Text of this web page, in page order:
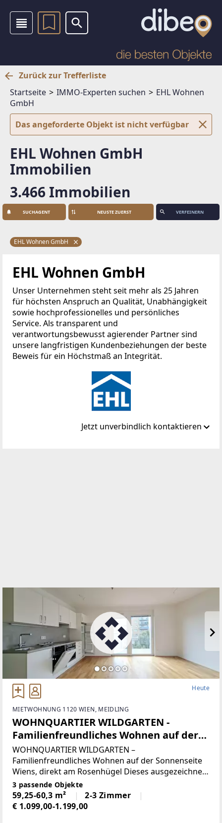
Zurück zur Trefferliste
Startseite
IMMO-Experten suchen
EHL Wohnen
GmbH
Das angeforderte Objekt ist nicht verfügbar
EHL Wohnen GmbH
Immobilien
3.466 Immobilien
SUCHAGENT VERFEINERN
EHL Wohnen GmbH
EHL Wohnen GmbH
Unser Unternehmen steht seit mehr als 25 Jahren
für höchsten Anspruch an Qualität, Unabhängigkeit
sowie hochprofessionelles und persönliches
Service. Als transparent und
verantwortungsbewusst agierender Partner sind
unsere langfristigen Kundenbeziehungen der beste
Beweis für ein Höchstmaß an Integrität.
Jetzt unverbindlich kontaktieren
Heute
MIETWOHNUNG 1120 WIEN, MEIDLING
WOHNQUARTIER WILDGARTEN -
Familienfreundliches Wohnen auf der
Sonnenseite Wiens direkt am
Rosenhügel
WOHNQUARTIER WILDGARTEN –
Familienfreundliches Wohnen auf der Sonnenseite
Wiens, direkt am Rosenhügel Dieses ausgezeichnete
Wohnprojekt im 12. Wiener Gemeindebezirk am
Rosenhügel – einem Ausläufer des Wienerwaldes –
verbindet urbanes Leben
3 passende Objekte
59,25-60,3 m²
2-3 Zimmer
€ 1.099,00-1.199,00